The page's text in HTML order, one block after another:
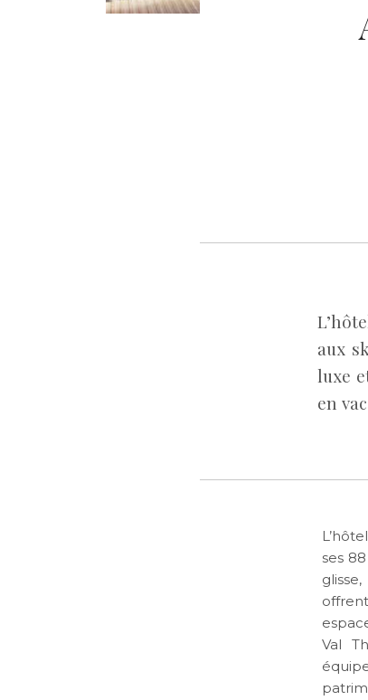
aux
luxe
en
ses
Val